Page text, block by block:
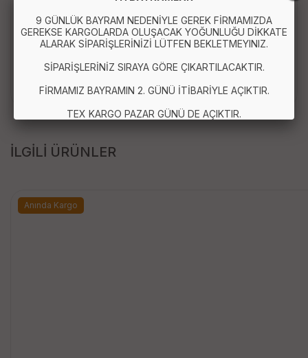
Paket İçeriği :
1 Adet Pizza Kesici ve Hamur Ruleti
İLGİLİ ÜRÜNLER
Anında Kargo
9 GÜNLÜK BAYRAM NEDENİYLE GEREK FİRMAMIZDA
GEREKSE KARGOLARDA OLUŞACAK YOĞUNLUĞU DİKKATE
ALARAK SİPARİŞLERİNİZİ LÜTFEN BEKLETMEYINIZ.
SİPARİŞLERİNİZ SIRAYA GÖRE ÇIKARTILACAKTIR.
FİRMAMIZ BAYRAMIN 2. GÜNÜ İTİBARİYLE AÇIKTIR.
TEX KARGO PAZAR GÜNÜ DE AÇIKTIR.